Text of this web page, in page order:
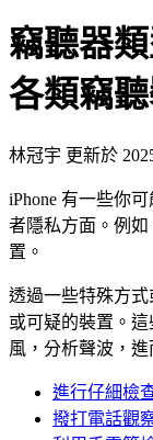
竊聽器
各類竊
林冠宇 更新於
iPhone 有一些你
者隱私方面。例如
置。
透過一些特殊方式
或可疑的裝置。
風，分析聲波，
進行仔細檢
撥打電話觀